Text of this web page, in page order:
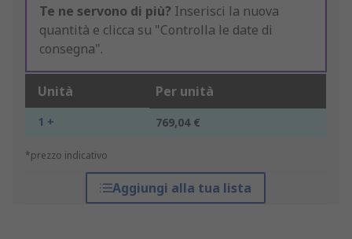
Te ne servono di più? Inserisci la nuova
quantità e clicca su "Controlla le date di
consegna".
Unità Per unità
1 + 769,04 €
*prezzo indicativo
Aggiungi alla tua lista